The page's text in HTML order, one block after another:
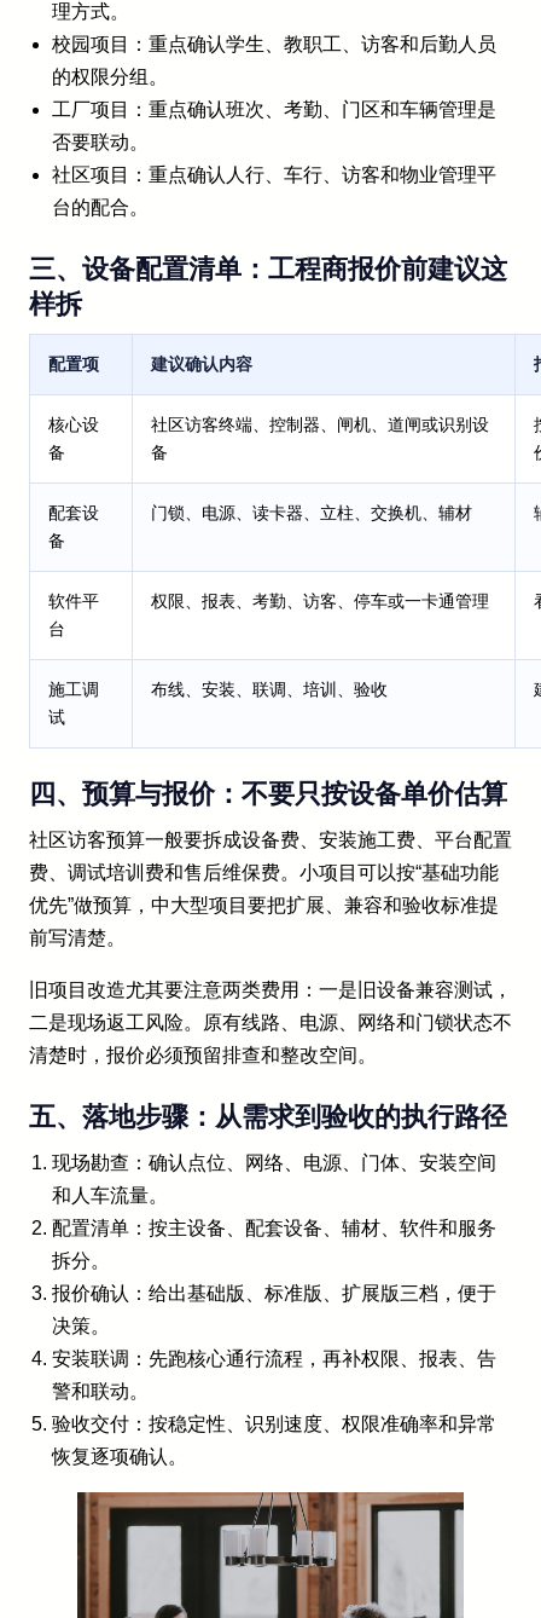
理方式。
校园项目：重点确认学生、教职工、访客和后勤人员
的权限分组。
工厂项目：重点确认班次、考勤、门区和车辆管理是
否要联动。
社区项目：重点确认人行、车行、访客和物业管理平
台的配合。
三、设备配置清单：工程商报价前建议这
样拆
配置项 建议确认内容
核心设
备
社区访客终端、控制器、闸机、道闸或识别设
备
配套设
备
门锁、电源、读卡器、立柱、交换机、辅材
软件平
台
权限、报表、考勤、访客、停车或一卡通管理
施工调
试
布线、安装、联调、培训、验收
四、预算与报价：不要只按设备单价估算
社区访客预算一般要拆成设备费、安装施工费、平台配置
费、调试培训费和售后维保费。小项目可以按“基础功能
优先”做预算，中大型项目要把扩展、兼容和验收标准提
前写清楚。
旧项目改造尤其要注意两类费用：一是旧设备兼容测试，
二是现场返工风险。原有线路、电源、网络和门锁状态不
清楚时，报价必须预留排查和整改空间。
五、落地步骤：从需求到验收的执行路径
现场勘查：确认点位、网络、电源、门体、安装空间
和人车流量。
配置清单：按主设备、配套设备、辅材、软件和服务
拆分。
报价确认：给出基础版、标准版、扩展版三档，便于
决策。
安装联调：先跑核心通行流程，再补权限、报表、告
警和联动。
验收交付：按稳定性、识别速度、权限准确率和异常
恢复逐项确认。